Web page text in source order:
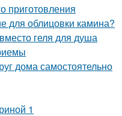
приготовления
для облицовки камина?
геля для душа
дома самостоятельно
1